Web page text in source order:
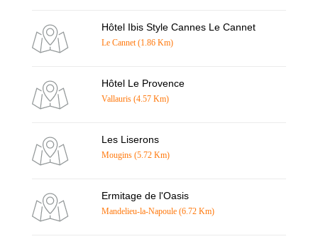
Hôtel Ibis Style Cannes Le Cannet
Le Cannet (1.86 Km)
Hôtel Le Provence
Vallauris (4.57 Km)
Les Liserons
Mougins (5.72 Km)
Ermitage de l'Oasis
Mandelieu-la-Napoule (6.72 Km)